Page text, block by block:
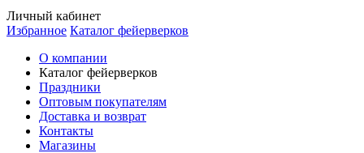
Личный кабинет
Избранное Каталог фейерверков
О компании
Каталог фейерверков
Праздники
Оптовым покупателям
Доставка и возврат
Контакты
Магазины